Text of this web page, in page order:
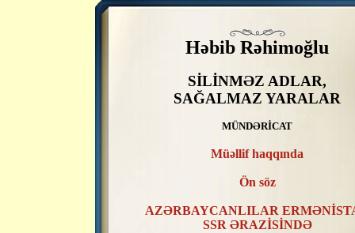
Həbib Rəhimoğlu
SİLİNMƏZ ADLAR,
SAĞALMAZ YARALAR
MÜNDƏRİCAT
Müəllif haqqında
Ön söz
AZƏRBAYCANLILAR
SSR ƏRAZİSİNDƏ